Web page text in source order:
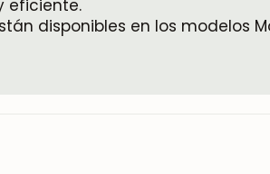
eficiente.
disponibles en los modelos